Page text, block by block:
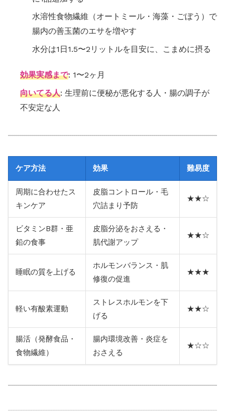
水溶性食物繊維（オートミール・海藻・ごぼう）で
腸内の善玉菌のエサを増やす
水分は1日1.5〜2リットルを目安に、こまめに摂る
効果実感まで: 1〜2ヶ月
向いてる人: 生理前に便秘が悪化する人・腸の調子が
不安定な人
ケア方法 効果 難易度
周期に合わせたス
キンケア
皮脂コントロール・毛
穴詰まり予防
★★☆
ビタミンB群・亜
鉛の食事
皮脂分泌をおさえる・
肌代謝アップ
★★☆
睡眠の質を上げる
ホルモンバランス・肌
修復の促進
★★★
軽い有酸素運動
ストレスホルモンを下
げる
★★☆
腸活（発酵食品・
食物繊維）
腸内環境改善・炎症を
おさえる
★☆☆